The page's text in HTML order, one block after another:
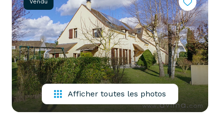
confiez-
nous
votre
recherche
acheter
biens
pro
partenaires
gestion
locative
vendre
mon
bien
confiez-
Vendu
Afficher toutes les photos